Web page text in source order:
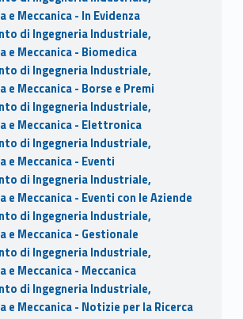
e Meccanica - In Evidenza
di Ingegneria Industriale,
e Meccanica - Biomedica
di Ingegneria Industriale,
e Meccanica - Borse e Premi
di Ingegneria Industriale,
e Meccanica - Elettronica
di Ingegneria Industriale,
e Meccanica - Eventi
di Ingegneria Industriale,
e Meccanica - Eventi con le Aziende
di Ingegneria Industriale,
e Meccanica - Gestionale
di Ingegneria Industriale,
e Meccanica - Meccanica
di Ingegneria Industriale,
e Meccanica - Notizie per la Ricerca